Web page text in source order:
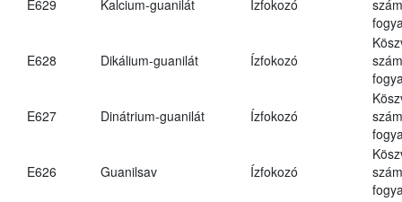
E629 Kalcium-guanilát Ízfokozó
E628 Dikálium-guanilát Ízfokozó
E627 Dinátrium-guanilát Ízfokozó
E626 Guanilsav Ízfokozó